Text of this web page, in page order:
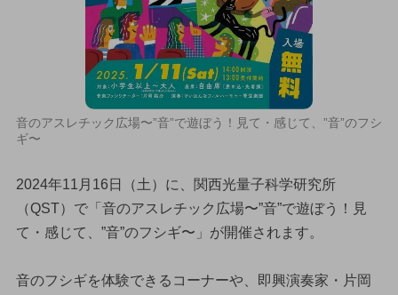
音のアスレチック広場〜”音”で遊ぼう！見て・感じて、”音”のフシ
ギ〜
2024年11月16日（土）に、関西光量子科学研究所
（QST）で「音のアスレチック広場〜”音”で遊ぼう！見
て・感じて、”音”のフシギ〜」が開催されます。
音のフシギを体験できるコーナーや、即興演奏家・片岡